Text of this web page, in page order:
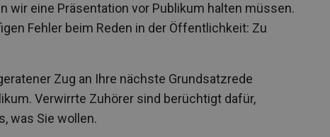
wir eine Präsentation vor Publikum halten müssen.
Fehler beim Reden in der Öffentlichkeit: Zu
Zug an Ihre nächste Grundsatzrede
Verwirrte Zuhörer sind berüchtigt dafür,
was Sie wollen.